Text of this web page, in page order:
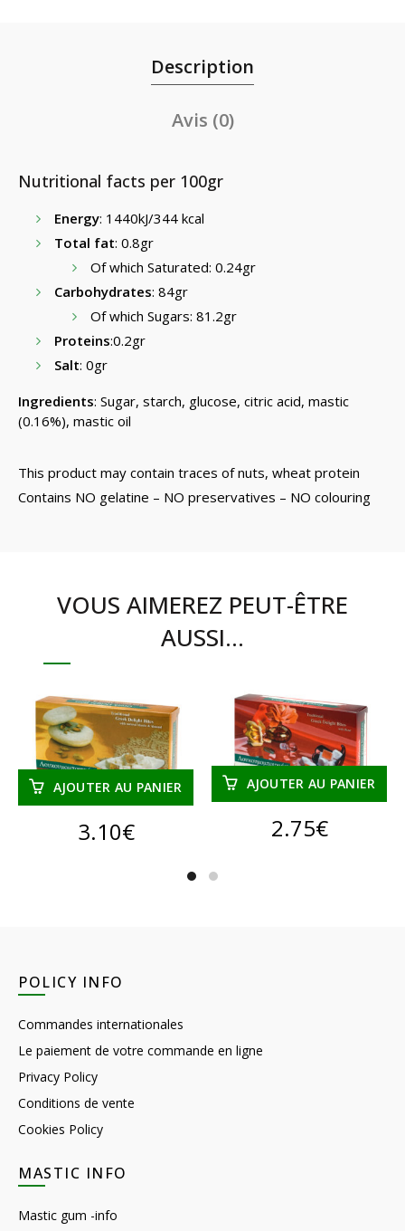
Description
Avis (0)
Nutritional facts per 100gr
Energy: 1440kJ/344 kcal
Total fat: 0.8gr
Of which Saturated: 0.24gr
Carbohydrates: 84gr
Of which Sugars: 81.2gr
Proteins:0.2gr
Salt: 0gr
Ingredients: Sugar, starch, glucose, citric acid, mastic
(0.16%), mastic oil
This product may contain traces of nuts, wheat protein
Contains NO gelatine – NO preservatives – NO colouring
VOUS AIMEREZ PEUT-ÊTRE
AUSSI…
AJOUTER AU PANIER
3.10€
AJOUTER AU PANIER
2.75€
POLICY INFO
Commandes internationales
Le paiement de votre commande en ligne
Privacy Policy
Conditions de vente
Cookies Policy
MASTIC INFO
Mastic gum -info